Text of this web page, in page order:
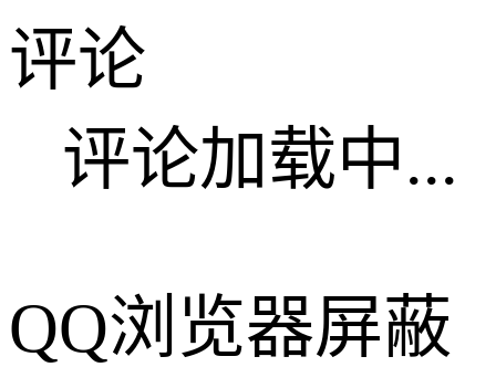
评论
评论加载中...
QQ浏览器屏蔽